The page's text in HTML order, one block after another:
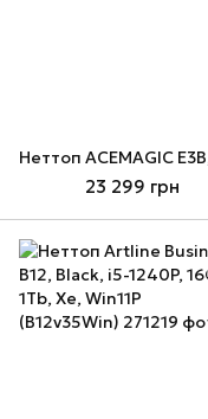
23 299 грн